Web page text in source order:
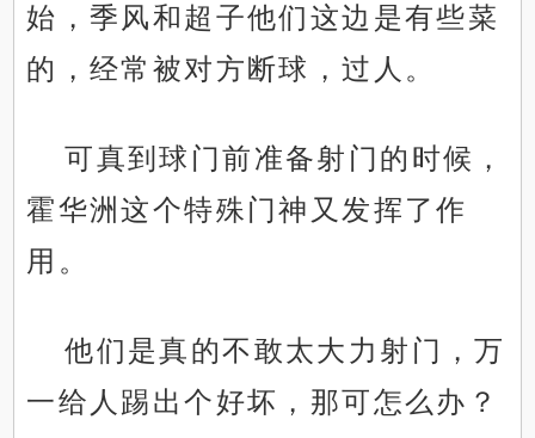
始，季风和超子他们这边是有些菜
的，经常被对方断球，过人。
可真到球门前准备射门的时候，
霍华洲这个特殊门神又发挥了作
用。
他们是真的不敢太大力射门，万
一给人踢出个好坏，那可怎么办？